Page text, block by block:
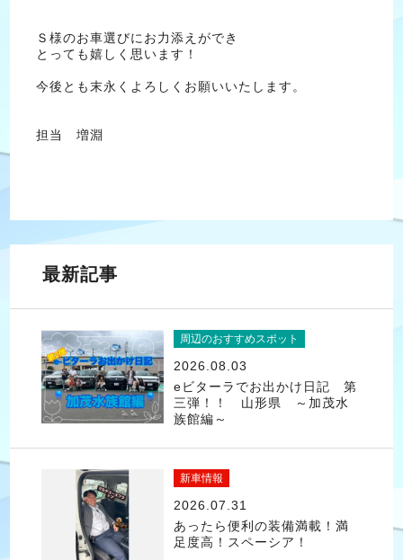
Ｓ様のお車選びにお力添えができ
とっても嬉しく思います！
今後とも末永くよろしくお願いいたします。
担当 増淵
最新記事
周辺のおすすめスポット
2026.08.03
eビターラでお出かけ日記 第
三弾！！ 山形県 ～加茂水
族館編～
新車情報
2026.07.31
あったら便利の装備満載！満
足度高！スペーシア！